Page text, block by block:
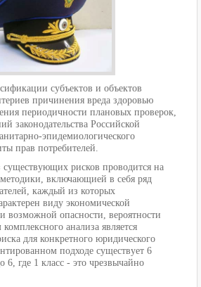
субъектов и объектов
причинения вреда здоровью
периодичности плановых проверок,
законодательства Российской
эпидемиологического
прав потребителей.
рисков проводится на
включающией в себя ряд
каждый из которых
виду экономической
возможной опасности, вероятности
анализа является
для конкретного юридического
подходе существует 6
6, где 1 класс - это чрезвычайно